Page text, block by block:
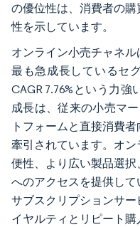
の優位性は、消費者の
性を示しています。
オンライン小売チャネ
最も急成長しているセ
CAGR 7.76%という力
成長は、従来の小売マ
トフォームと直接消費
牽引されています。オ
便性、より広い製品選
へのアクセスを提供し
サブスクリプションサ
イヤルティとリピート